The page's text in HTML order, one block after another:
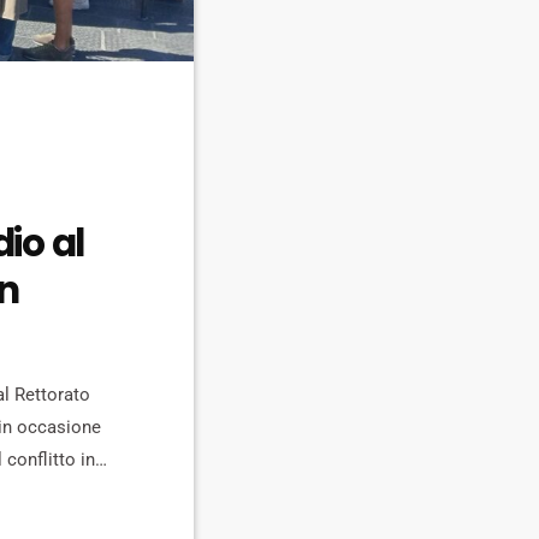
al
Rettorato
occasione
conflitto in
che